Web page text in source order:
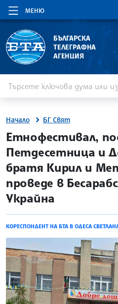
МЕНЮ
БЪЛГАРСКА
ТЕЛЕГРАФНА
АГЕНЦИЯ
Начало БГ Свят
site.bta
Етнофестивал,
Петдесетница и
братя Кирил и
проведе в
Украйна
КОРЕСПОНДЕНТ НА БТА В ОДЕСА